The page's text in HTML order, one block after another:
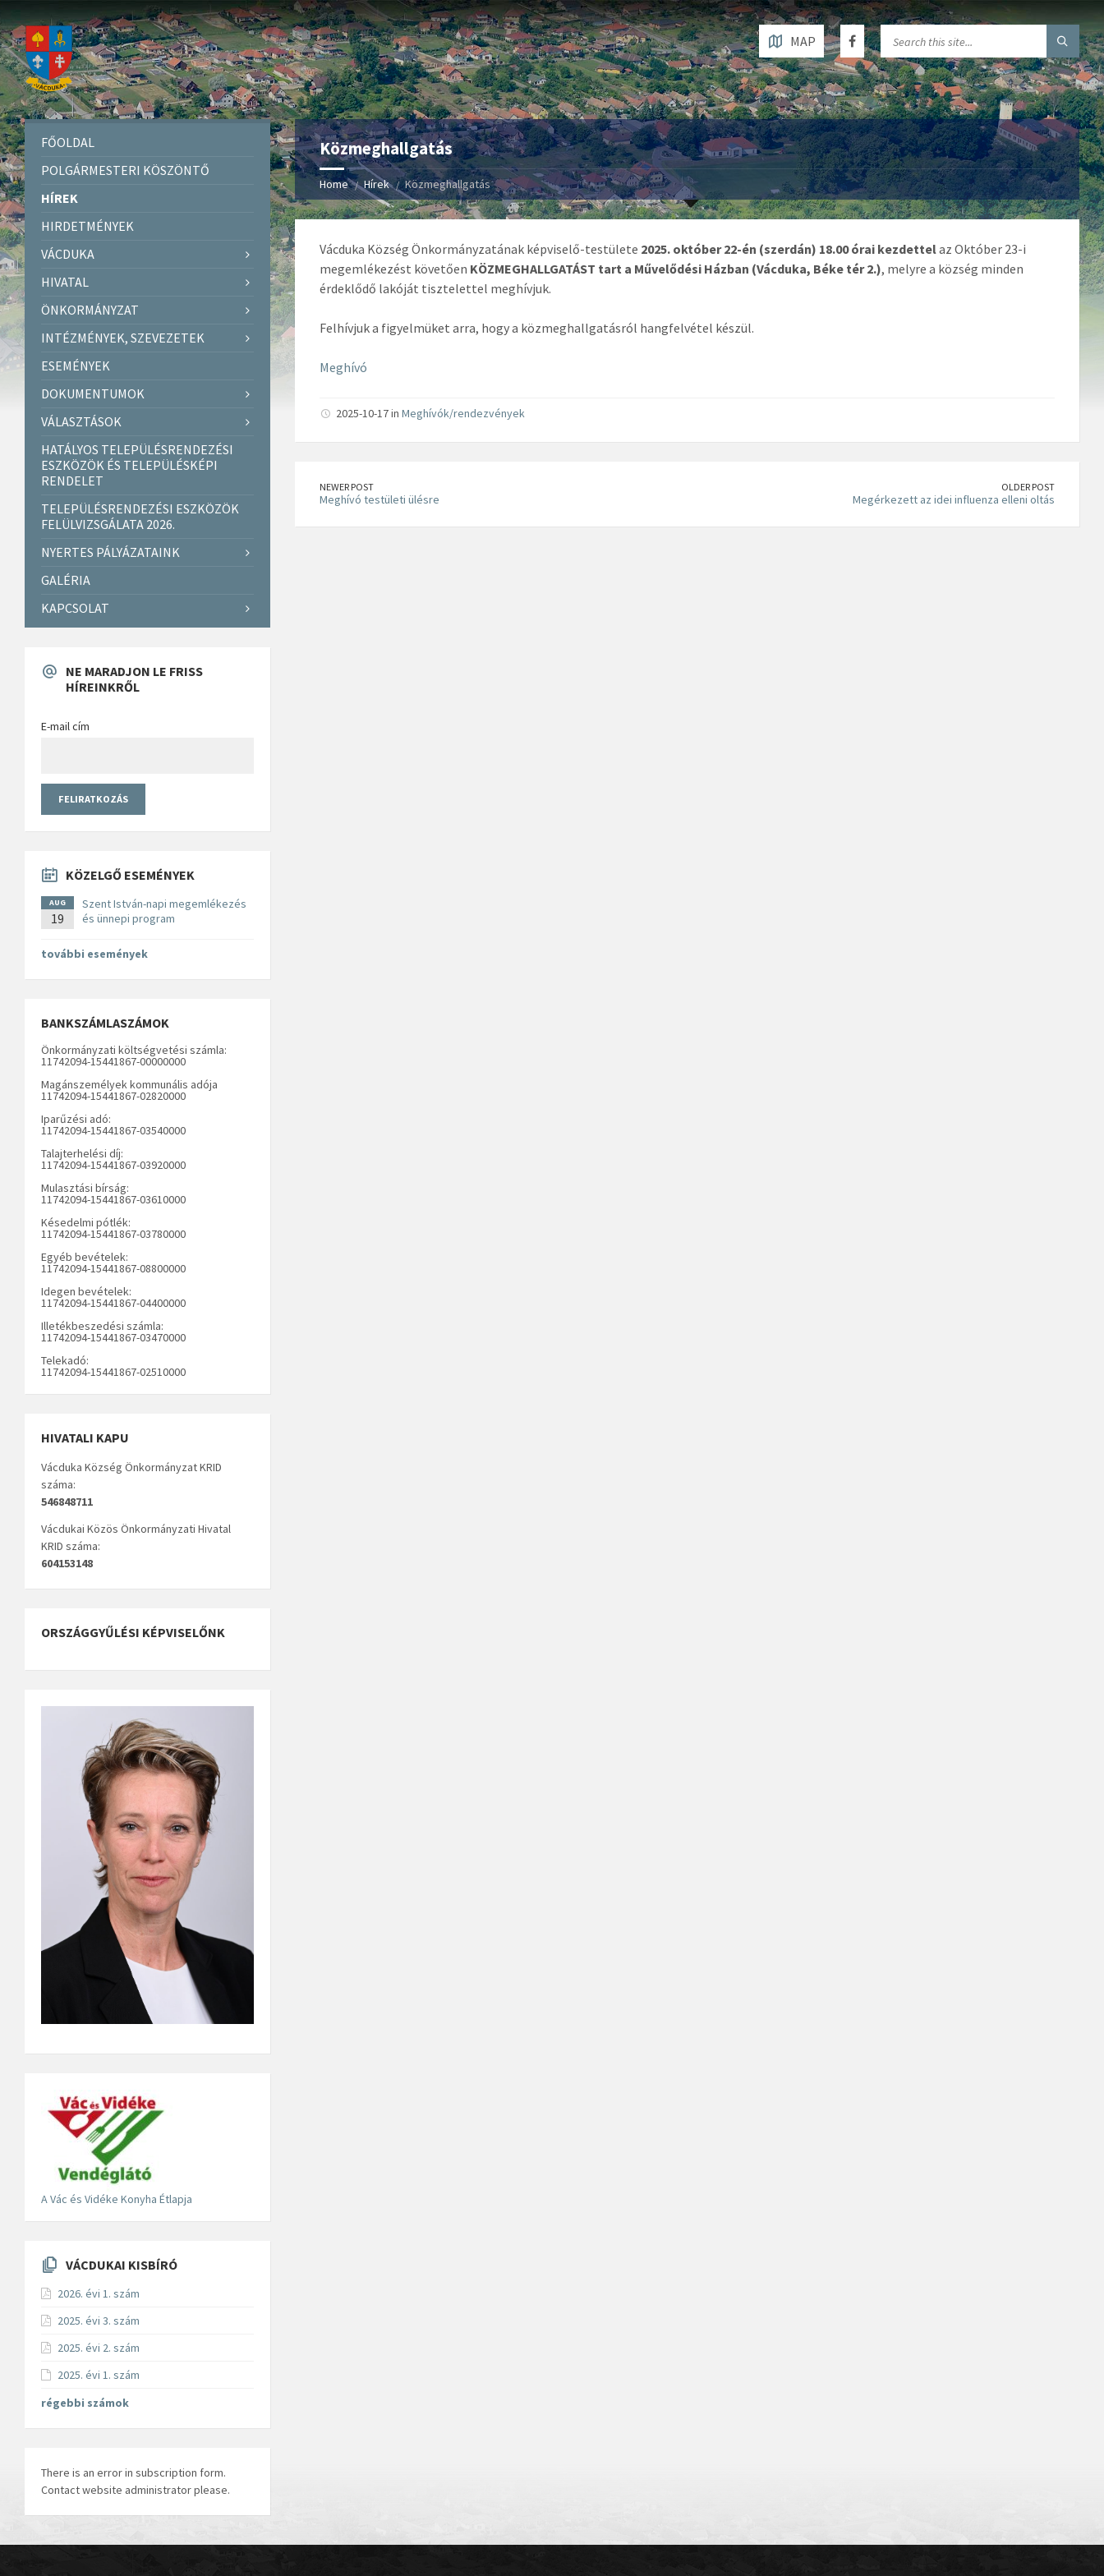
MAP
Közmeghallgatás
Home Hírek Közmeghallgatás
Vácduka Község Önkormányzatának képviselő-testülete 2025. október 22-én (szerdán) 18.00 órai kezdettelaz Október 23-i
megemlékezést követően KÖZMEGHALLGATÁST tart a Művelődési Házban (Vácduka, Béke tér 2.), melyre a község minden
érdeklődő lakóját tisztelettel meghívjuk.
Felhívjuk a figyelmüket arra, hogy a közmeghallgatásról hangfelvétel készül.
Meghívó
2025-10-17 in Meghívók/rendezvények
NEWER POST
Meghívó testületi ülésre
OLDER POST
Megérkezett az idei influenza elleni oltás
FŐOLDAL
POLGÁRMESTERI KÖSZÖNTŐ
HÍREK
HIRDETMÉNYEK
VÁCDUKA
HIVATAL
ÖNKORMÁNYZAT
INTÉZMÉNYEK, SZEVEZETEK
ESEMÉNYEK
DOKUMENTUMOK
VÁLASZTÁSOK
HATÁLYOS TELEPÜLÉSRENDEZÉSI
ESZKÖZÖK ÉS TELEPÜLÉSKÉPI
RENDELET
TELEPÜLÉSRENDEZÉSI ESZKÖZÖK
FELÜLVIZSGÁLATA 2026.
NYERTES PÁLYÁZATAINK
GALÉRIA
KAPCSOLAT
NE MARADJON LE FRISS
HÍREINKRŐL
E-mail cím
KÖZELGŐ ESEMÉNYEK
AUG
19
Szent István-napi megemlékezés
és ünnepi program
további események
BANKSZÁMLASZÁMOK
Önkormányzati költségvetési számla:
11742094-15441867-00000000
Magánszemélyek kommunális adója
11742094-15441867-02820000
Iparűzési adó:
11742094-15441867-03540000
Talajterhelési díj:
11742094-15441867-03920000
Mulasztási bírság:
11742094-15441867-03610000
Késedelmi pótlék:
11742094-15441867-03780000
Egyéb bevételek:
11742094-15441867-08800000
Idegen bevételek:
11742094-15441867-04400000
Illetékbeszedési számla:
11742094-15441867-03470000
Telekadó:
11742094-15441867-02510000
HIVATALI KAPU
Vácduka Község Önkormányzat KRID
száma:
546848711
Vácdukai Közös Önkormányzati Hivatal
KRID száma:
604153148
ORSZÁGGYŰLÉSI KÉPVISELŐNK
A Vác és Vidéke Konyha Étlapja
VÁCDUKAI KISBÍRÓ
2026. évi 1. szám
2025. évi 3. szám
2025. évi 2. szám
2025. évi 1. szám
régebbi számok
There is an error in subscription form.
Contact website administrator please.